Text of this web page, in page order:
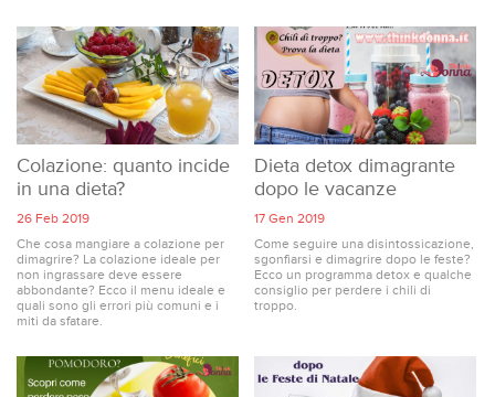
Colazione: quanto incide
in una dieta?
26 Feb 2019
Che cosa mangiare a colazione per
dimagrire? La colazione ideale per
non ingrassare deve essere
abbondante? Ecco il menu ideale e
quali sono gli errori più comuni e i
miti da sfatare.
Dieta detox dimagrante
dopo le vacanze
17 Gen 2019
Come seguire una disintossicazione,
sgonfiarsi e dimagrire dopo le feste?
Ecco un programma detox e qualche
consiglio per perdere i chili di
troppo.